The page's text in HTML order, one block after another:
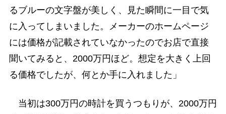
るブルーの文字盤が美しく、見た瞬間に一目で気
に入ってしまいました。メーカーのホームページ
には価格が記載されていなかったのでお店で直接
聞いてみると、2000万円ほど。想定を大きく上回
る価格でしたが、何とか手に入れました」
当初は300万円の時計を買うつもりが、2000万円